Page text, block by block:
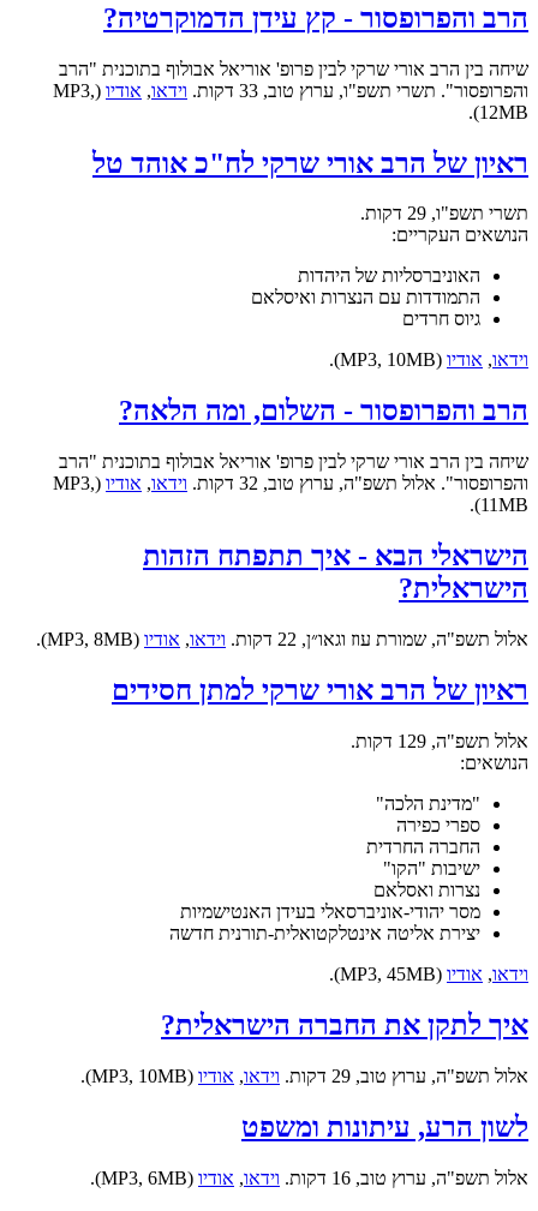
הרב והפרופסור - קץ עידן הדמוקרטיה?
שיחה בין הרב אורי שרקי לבין פרופ' אוריאל אבולוף בתוכנית "הרב
והפרופסור". תשרי תשפ"ו, ערוץ טוב, 33 דקות.
וידאו, אודיו (MP3,
12MB).
ראיון של הרב אורי שרקי לח"כ אוהד טל
תשרי תשפ"ו, 29 דקות.
הנושאים העקריים:
האוניברסליות של היהדות
התמודדות עם הנצרות ואיסלאם
גיוס חרדים
וידאו, אודיו (MP3, 10MB).
הרב והפרופסור - השלום, ומה הלאה?
שיחה בין הרב אורי שרקי לבין פרופ' אוריאל אבולוף בתוכנית "הרב
והפרופסור". אלול תשפ"ה, ערוץ טוב, 32 דקות.
וידאו, אודיו (MP3,
11MB).
הישראלי הבא - איך תתפתח הזהות
הישראלית?
אלול תשפ"ה, שמורת עוז וגאו״ן, 22 דקות. וידאו, אודיו (MP3, 8MB).
ראיון של הרב אורי שרקי למתן חסידים
אלול תשפ"ה, 129 דקות.
הנושאים:
"מדינת הלכה"
ספרי כפירה
החברה החרדית
ישיבות "הקו"
נצרות ואסלאם
מסר יהודי-אוניברסאלי בעידן האנטישמיות
יצירת אליטה אינטלקטואלית-תורנית חדשה
וידאו, אודיו (MP3, 45MB).
איך לתקן את החברה הישראלית?
אלול תשפ"ה, ערוץ טוב, 29 דקות. וידאו, אודיו (MP3, 10MB).
לשון הרע, עיתונות ומשפט
אלול תשפ"ה, ערוץ טוב, 16 דקות. וידאו, אודיו (MP3, 6MB).